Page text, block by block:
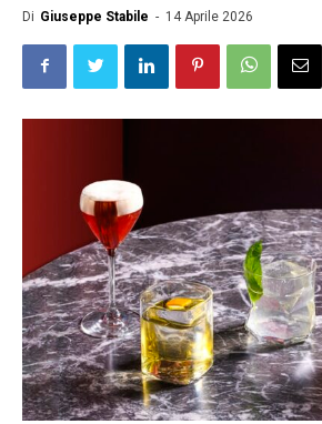
Di Giuseppe Stabile - 14 Aprile 2026